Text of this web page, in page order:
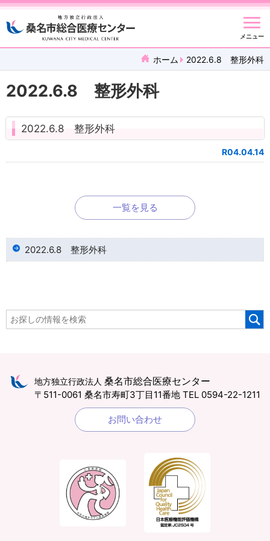
メニュー
ホーム 2022.6.8 整形外科
2022.6.8 整形外科
2022.6.8 整形外科
R04.04.14
一覧を見る
2022.6.8 整形外科
地方独立行政法人 桑名市総合医療センター
〒511-0061 桑名市寿町3丁目11番地 TEL 0594-22-1211
お問い合わせ